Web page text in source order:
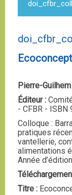
Pierre-
Éditeur :
- CFBR -
Colloque :
pratiques
vantellerie,
alimentations
Année
Titre :